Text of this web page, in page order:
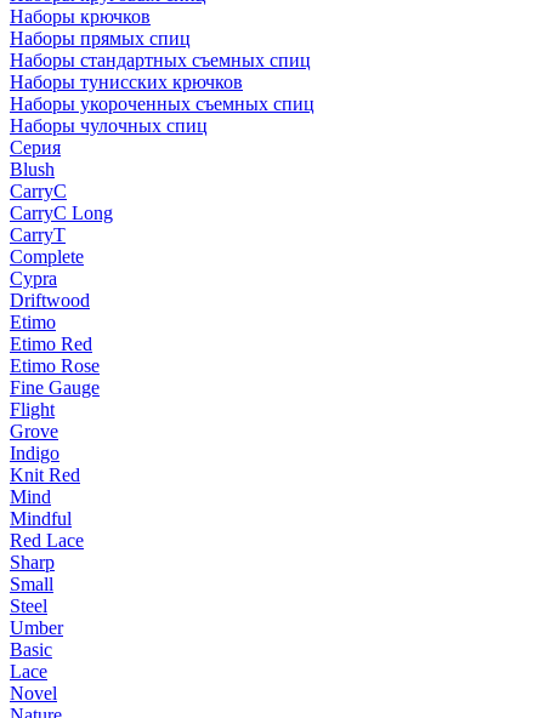
Наборы крючков
Наборы прямых спиц
Наборы стандартных съемных спиц
Наборы тунисских крючков
Наборы укороченных съемных спиц
Наборы чулочных спиц
Серия
Blush
CarryC
CarryC Long
CarryT
Complete
Cypra
Driftwood
Etimo
Etimo Red
Etimo Rose
Fine Gauge
Flight
Grove
Indigo
Knit Red
Mind
Mindful
Red Lace
Sharp
Small
Steel
Umber
Basic
Lace
Novel